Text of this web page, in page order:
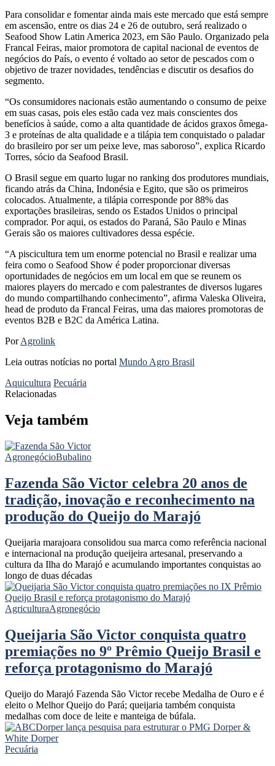
Para consolidar e fomentar ainda mais este mercado que está sempre
em ascensão, entre os dias 24 e 26 de outubro, será realizado o
Seafood Show Latin America 2023, em São Paulo. Organizado pela
Francal Feiras, maior promotora de capital nacional de eventos de
negócios do País, o evento é voltado ao setor de pescados com o
objetivo de trazer novidades, tendências e discutir os desafios do
segmento.
“Os consumidores nacionais estão aumentando o consumo de peixe
em suas casas, pois eles estão cada vez mais conscientes dos
benefícios à saúde, como a alta quantidade de ácidos graxos ômega-
3 e proteínas de alta qualidade e a tilápia tem conquistado o paladar
do brasileiro por ser um peixe leve, mas saboroso”, explica Ricardo
Torres, sócio da Seafood Brasil.
O Brasil segue em quarto lugar no ranking dos produtores mundiais,
ficando atrás da China, Indonésia e Egito, que são os primeiros
colocados. Atualmente, a tilápia corresponde por 88% das
exportações brasileiras, sendo os Estados Unidos o principal
comprador. Por aqui, os estados do Paraná, São Paulo e Minas
Gerais são os maiores cultivadores dessa espécie.
“A piscicultura tem um enorme potencial no Brasil e realizar uma
feira como o Seafood Show é poder proporcionar diversas
oportunidades de negócios em um local em que se reunem os
maiores players do mercado e com palestrantes de diversos lugares
do mundo compartilhando conhecimento”, afirma Valeska Oliveira,
head de produto da Francal Feiras, uma das maiores promotoras de
eventos B2B e B2C da América Latina.
PorAgrolink
Leia outras notícias no portal Mundo Agro Brasil
Aquicultura Pecuária
Relacionadas
Veja também
AgronegócioBubalino
Fazenda São Victor celebra 20 anos de
tradição, inovação e reconhecimento na
produção do Queijo do Marajó
Queijaria marajoara consolidou sua marca como referência nacional
e internacional na produção queijeira artesanal, preservando a
cultura da Ilha do Marajó e acumulando importantes conquistas ao
longo de duas décadas
AgriculturaAgronegócio
Queijaria São Victor conquista quatro
premiações no 9º Prêmio Queijo Brasil e
reforça protagonismo do Marajó
Queijo do Marajó Fazenda São Victor recebe Medalha de Ouro e é
eleito o Melhor Queijo do Pará; queijaria também conquista
medalhas com doce de leite e manteiga de búfala.
Pecuária